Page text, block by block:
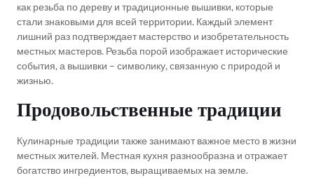
как резьба по дереву и традиционные вышивки, которые
стали знаковыми для всей территории. Каждый элемент
лишний раз подтверждает мастерство и изобретательность
местных мастеров. Резьба порой изображает исторические
события, а вышивки – символику, связанную с природой и
жизнью.
Продовольственные традиции
Кулинарные традиции также занимают важное место в жизни
местных жителей. Местная кухня разнообразна и отражает
богатство ингредиентов, выращиваемых на земле.